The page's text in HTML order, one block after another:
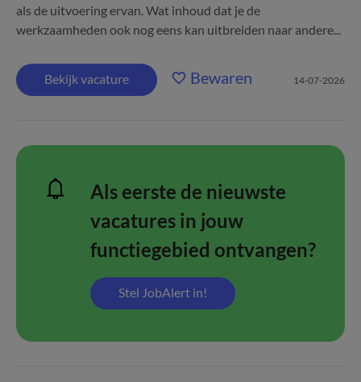
als de uitvoering ervan. Wat inhoud dat je de
werkzaamheden ook nog eens kan uitbreiden naar andere...
Bekijk vacature Bewaren 14-07-2026
Als eerste de nieuwste
vacatures in jouw
functiegebied ontvangen?
Stel JobAlert in!